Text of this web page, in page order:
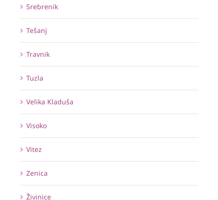
Srebrenik
Tešanj
Travnik
Tuzla
Velika Kladuša
Visoko
Vitez
Zenica
Živinice